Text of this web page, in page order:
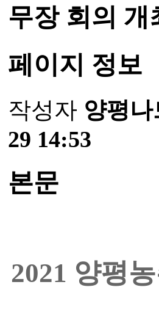
무장 회의 개
페이지 정보
작성자 양평나
29 14:53
본문
2021 양평